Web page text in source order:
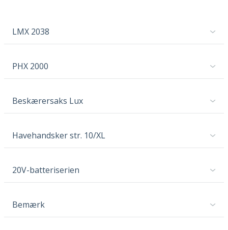
LMX 2038
PHX 2000
Beskærersaks Lux
Havehandsker str. 10/XL
20V-batteriserien
Bemærk